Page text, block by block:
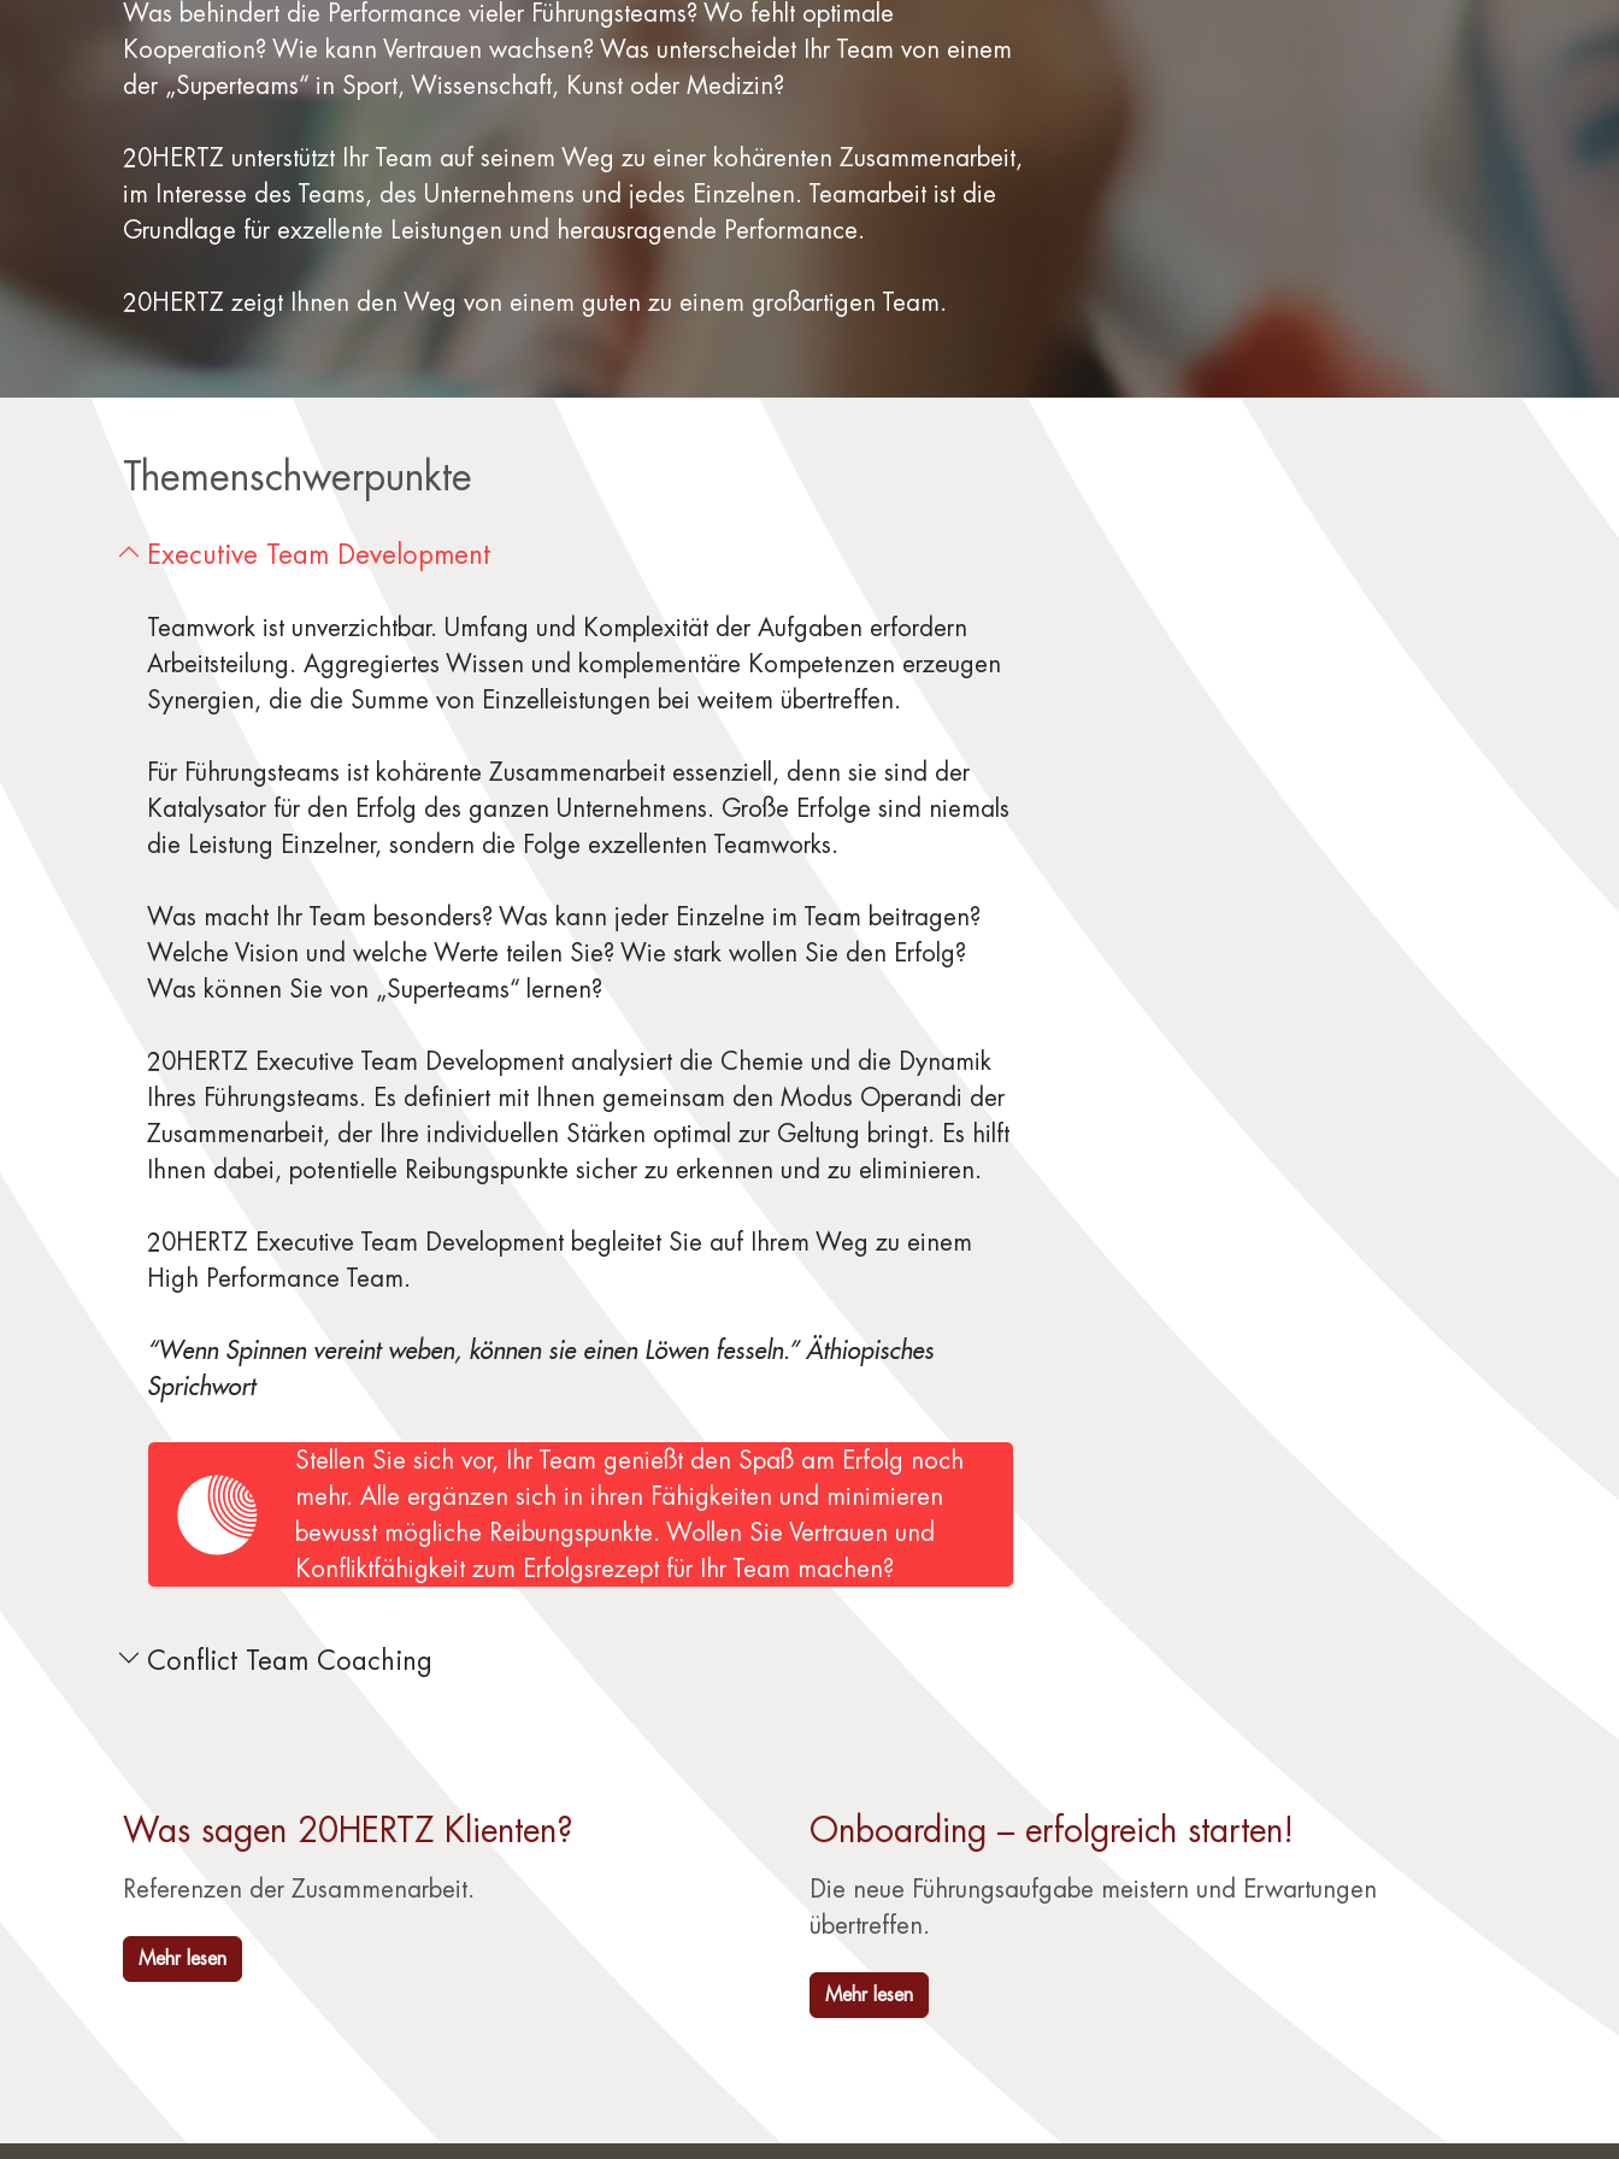
Was behindert die Performance vieler Führungsteams? Wo fehlt optimale
Kooperation? Wie kann Vertrauen wachsen? Was unterscheidet Ihr Team von einem
der „Superteams“ in Sport, Wissenschaft, Kunst oder Medizin?
20HERTZ unterstützt Ihr Team auf seinem Weg zu einer kohärenten Zusammenarbeit,
im Interesse des Teams, des Unternehmens und jedes Einzelnen. Teamarbeit ist die
Grundlage für exzellente Leistungen und herausragende Performance.
20HERTZ zeigt Ihnen den Weg von einem guten zu einem großartigen Team.
Themenschwerpunkte
Executive Team Development
Teamwork ist unverzichtbar. Umfang und Komplexität der Aufgaben erfordern
Arbeitsteilung. Aggregiertes Wissen und komplementäre Kompetenzen erzeugen
Synergien, die die Summe von Einzelleistungen bei weitem übertreffen.
Für Führungsteams ist kohärente Zusammenarbeit essenziell, denn sie sind der
Katalysator für den Erfolg des ganzen Unternehmens. Große Erfolge sind niemals
die Leistung Einzelner, sondern die Folge exzellenten Teamworks.
Was macht Ihr Team besonders? Was kann jeder Einzelne im Team beitragen?
Welche Vision und welche Werte teilen Sie? Wie stark wollen Sie den Erfolg?
Was können Sie von „Superteams“ lernen?
20HERTZ Executive Team Development analysiert die Chemie und die Dynamik
Ihres Führungsteams. Es definiert mit Ihnen gemeinsam den Modus Operandi der
Zusammenarbeit, der Ihre individuellen Stärken optimal zur Geltung bringt. Es hilft
Ihnen dabei, potentielle Reibungspunkte sicher zu erkennen und zu eliminieren.
20HERTZ Executive Team Development begleitet Sie auf Ihrem Weg zu einem
High Performance Team.
“Wenn Spinnen vereint weben, können sie einen Löwen fesseln.” Äthiopisches
Sprichwort
Stellen Sie sich vor, Ihr Team genießt den Spaß am Erfolg noch
mehr. Alle ergänzen sich in ihren Fähigkeiten und minimieren
bewusst mögliche Reibungspunkte. Wollen Sie Vertrauen und
Konfliktfähigkeit zum Erfolgsrezept für Ihr Team machen?
Conflict Team Coaching
Was sagen 20HERTZ Klienten?
Referenzen der Zusammenarbeit.
Mehr lesen
Onboarding – erfolgreich starten!
Die neue Führungsaufgabe meistern und Erwartungen
übertreffen.
Mehr lesen